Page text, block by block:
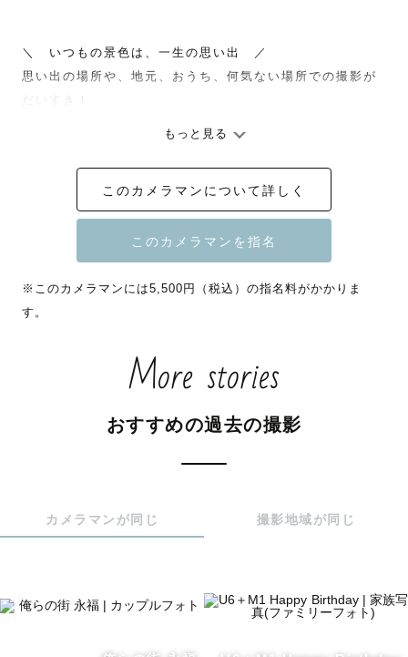
＼　いつもの景色は、一生の思い出　／
思い出の場所や、地元、おうち、何気ない場所での撮影が
⚠️ご依頼の前にページ内の🚨マークを必ずご確認くださ
＿＿＿＿＿＿＿＿＿＿＿＿
📍西武線沿線、練馬、杉並、中野、西東京拠点
🏆東京都立川市シティプロモーション事業　フォトコン入
🍼Lovegraphナチュラルニューボーン認定カメラマン
もっと見る
このカメラマンについて詳しく
※このカメラマンには5,500円（税込）の指名料がかかりま
す。
More stories
おすすめの過去の撮影
カメラマンが同じ 撮影地域が同じ